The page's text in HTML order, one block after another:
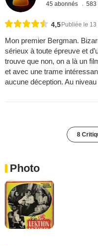
45 abonnés 583
4,5 Publiée le
Mon premier Bergman.
sérieux à toute épreuve et
trouve que non, on a là un
et avec une trame
aucune déception. Au
8
Photo